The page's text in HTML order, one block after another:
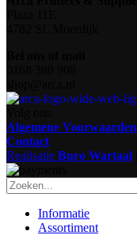
Algemene Voorwaarden
Contact
Realisatie Buro Wartaal
Informatie
Assortiment